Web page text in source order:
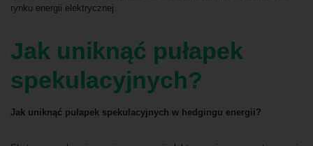
rynku energii elektrycznej.
Jak uniknąć pułapek
spekulacyjnych?
Jak uniknąć pułapek spekulacyjnych w hedgingu energii?